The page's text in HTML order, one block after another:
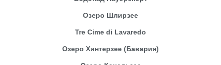
Озеро Шлирзее
Tre Cime di Lavaredo
Озеро Хинтерзее (Бавария)